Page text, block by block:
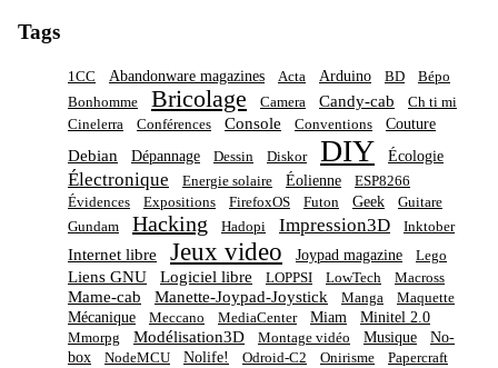
Tags
1CC Abandonware magazines Acta Arduino BD
Bépo
Bonhomme
Bricolage Camera Candy-cab
Ch ti mi
Cinelerra
Conférences Console Conventions Couture
Debian Dépannage Dessin Diskor DIY Écologie
Électronique Energie solaire Éolienne
ESP8266
Évidences
Expositions FirefoxOS Futon Geek
Guitare
Gundam
Hacking Hadopi Impression3D Inktober
Internet libre Jeux video Joypad magazine Lego
Liens GNU Logiciel libre LOPPSI LowTech Macross
Mame-cab Manette-Joypad-Joystick Manga Maquette
Mécanique Meccano MediaCenter Miam Minitel 2.0
Mmorpg Modélisation3D Montage vidéo Musique
No-
box
NodeMCU Nolife! Odroid-C2 Onirisme
Papercraft